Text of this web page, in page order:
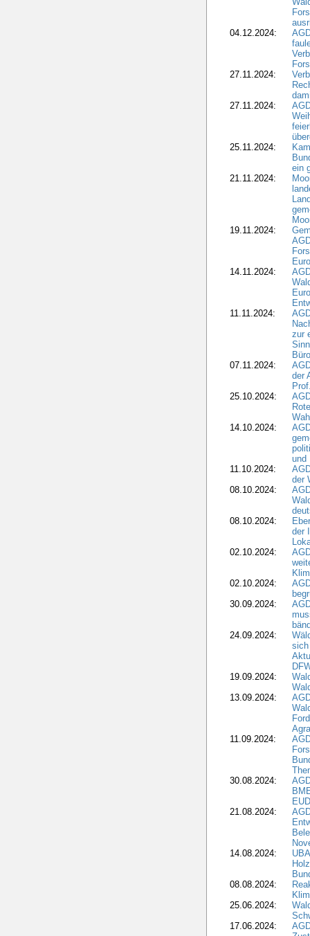
04.12.2024:
27.11.2024:
27.11.2024:
25.11.2024:
ein
21.11.2024:
19.11.2024:
14.11.2024:
11.11.2024:
zur
07.11.2024:
der
25.10.2024:
14.10.2024:
und
11.10.2024:
der
08.10.2024:
08.10.2024:
der
02.10.2024:
02.10.2024:
30.09.2024:
24.09.2024:
sich
19.09.2024:
13.09.2024:
11.09.2024:
30.08.2024:
21.08.2024:
14.08.2024:
08.08.2024:
25.06.2024:
17.06.2024: